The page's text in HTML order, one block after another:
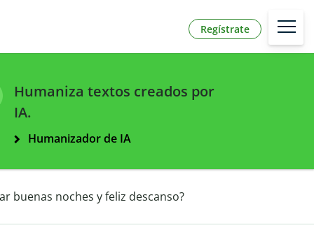
Regístrate
Humaniza textos creados por
IA.
Humanizador de IA
buenas noches y feliz descanso?